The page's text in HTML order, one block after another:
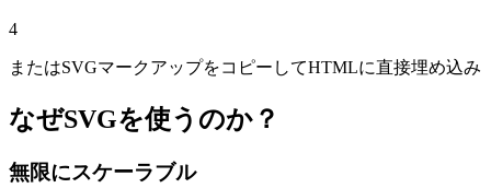
4
またはSVGマークアップをコピーしてHTMLに直接埋め込み
なぜSVGを使うのか？
無限にスケーラブル